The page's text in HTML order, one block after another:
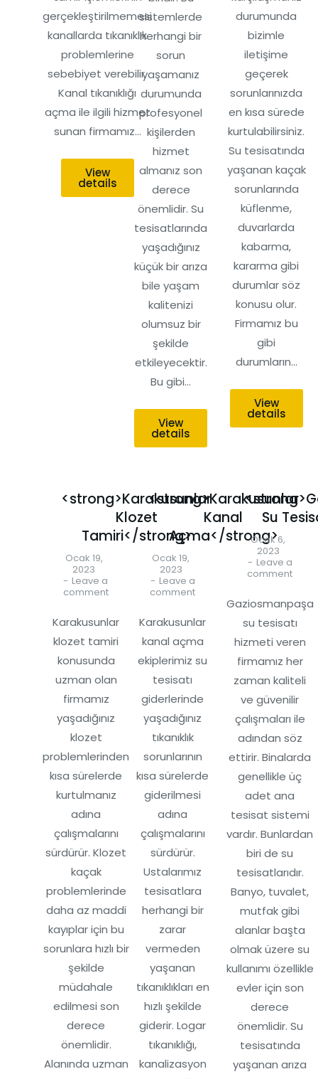
gerçekleştirilmemesi
kanallarda tıkanıklık
problemlerine
sebebiyet verebilir.
Kanal tıkanıklığı
açma ile ilgili hizmet
sunan firmamız…
View
details
sistemlerde
herhangi bir
sorun
yaşamanız
durumunda
profesyonel
kişilerden
hizmet
almanız son
derece
önemlidir. Su
tesisatlarında
yaşadığınız
küçük bir arıza
bile yaşam
kalitenizi
olumsuz bir
şekilde
etkileyecektir.
Bu gibi…
View
details
durumunda
bizimle
iletişime
geçerek
sorunlarınızda
en kısa sürede
kurtulabilirsiniz.
Su tesisatında
yaşanan kaçak
sorunlarında
küflenme,
duvarlarda
kabarma,
kararma gibi
durumlar söz
konusu olur.
Firmamız bu
gibi
durumların…
View
details
<strong>Karakusunlar
Klozet
Tamiri</strong>
Ocak 19,
2023
Leave a
comment
Karakusunlar
klozet tamiri
konusunda
uzman olan
firmamız
yaşadığınız
klozet
problemlerinden
kısa sürelerde
kurtulmanız
adına
çalışmalarını
sürdürür. Klozet
kaçak
problemlerinde
daha az maddi
kayıplar için bu
sorunlara hızlı bir
şekilde
müdahale
edilmesi son
derece
önemlidir.
Alanında uzman
<strong>Karakusunlar
Kanal
Açma</strong>
Ocak 19,
2023
Leave a
comment
Karakusunlar
kanal açma
ekiplerimiz su
tesisatı
giderlerinde
yaşadığınız
tıkanıklık
sorunlarının
kısa sürelerde
giderilmesi
adına
çalışmalarını
sürdürür.
Ustalarımız
tesisatlara
herhangi bir
zarar
vermeden
yaşanan
tıkanıklıkları en
hızlı şekilde
giderir. Logar
tıkanıklığı,
kanalizasyon
Su
Ocak 6,
2023
Leave a
comment
Gaziosmanpaşa
su tesisatı
hizmeti veren
firmamız her
zaman kaliteli
ve güvenilir
çalışmaları ile
adından söz
ettirir. Binalarda
genellikle üç
adet ana
tesisat sistemi
vardır. Bunlardan
biri de su
tesisatlarıdır.
Banyo, tuvalet,
mutfak gibi
alanlar başta
olmak üzere su
kullanımı özellikle
evler için son
derece
önemlidir. Su
tesisatında
yaşanan arıza